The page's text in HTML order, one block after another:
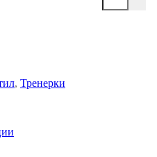
, Тренерки